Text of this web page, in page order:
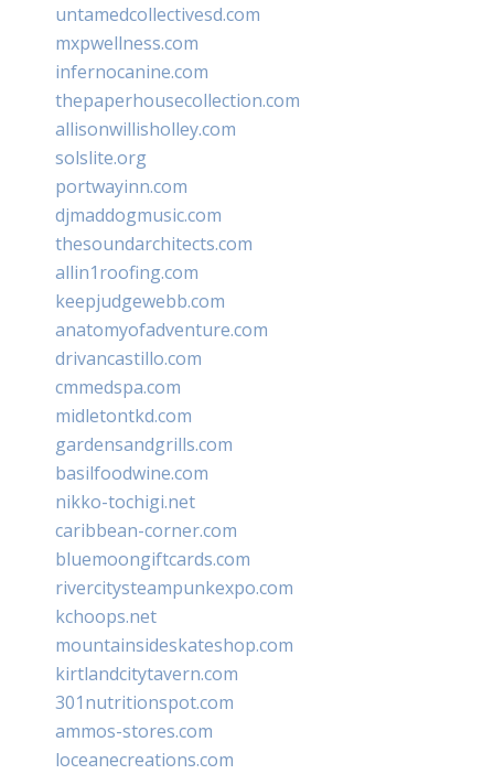
untamedcollectivesd.com
mxpwellness.com
infernocanine.com
thepaperhousecollection.com
allisonwillisholley.com
solslite.org
portwayinn.com
djmaddogmusic.com
thesoundarchitects.com
allin1roofing.com
keepjudgewebb.com
anatomyofadventure.com
drivancastillo.com
cmmedspa.com
midletontkd.com
gardensandgrills.com
basilfoodwine.com
nikko-tochigi.net
caribbean-corner.com
bluemoongiftcards.com
rivercitysteampunkexpo.com
kchoops.net
mountainsideskateshop.com
kirtlandcitytavern.com
301nutritionspot.com
ammos-stores.com
loceanecreations.com